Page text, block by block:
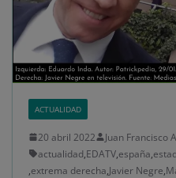
ACTUALIDAD
20 abril 2022
Juan Francisco
actualidad,EDATV,españa,
,extrema derecha,Javier Negre,